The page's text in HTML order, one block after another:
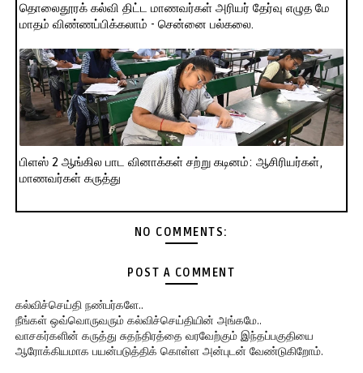
தொலைதூரக் கல்வி திட்ட மாணவர்கள் அரியர் தேர்வு எழுத மே
மாதம் விண்ணப்பிக்கலாம் - சென்னை பல்கலை.
பிளஸ் 2 ஆங்கில பாட வினாக்கள் சற்று கடினம்: ஆசிரியர்கள்,
மாணவர்கள் கருத்து
NO COMMENTS:
POST A COMMENT
கல்விச்செய்தி நண்பர்களே..
நீங்கள் ஒவ்வொருவரும் கல்விச்செய்தியின் அங்கமே..
வாசகர்களின் கருத்து சுதந்திரத்தை வரவேற்கும் இந்தப்பகுதியை
ஆரோக்கியமாக பயன்படுத்திக் கொள்ள அன்புடன் வேண்டுகிறோம்.